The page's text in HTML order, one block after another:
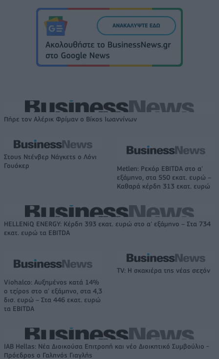
Πήρε τον Αλέρικ Φρίμαν ο Βίκος Ιωαννίνων
Στους Ντένβερ Νάγκετς ο Λόνι
Γουόκερ
Metlen: Ρεκόρ EBITDA στο α'
εξάμηνο, στα 550 εκατ. ευρώ –
Καθαρά κέρδη 313 εκατ. ευρώ
HELLENiQ ENERGY: Κέρδη 393 εκατ. ευρώ στο α' εξάμηνο – Στα 734
εκατ. ευρώ τα EBITDA
Viohalco: Αυξημένος κατά 14%
ο τζίρος στο α' εξάμηνο, στα 4,3
δισ. ευρώ – Στα 446 εκατ. ευρώ
τα EBITDA
TV: Η σκακιέρα της νέας σεζόν
IAB Hellas: Νέα Διοικούσα Επιτροπή και νέο Διοικητικό Συμβούλιο -
Πρόεδρος ο Γαληνός Γιαγλής